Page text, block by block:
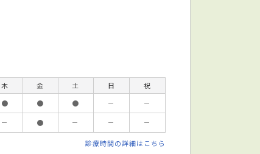
木 金 土 日
祝
● ● ● －
－
－ ● － － －
診療時間の詳細はこちら